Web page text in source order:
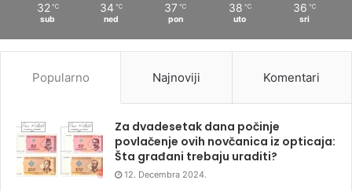
32 ℃
sub
34 ℃
ned
37 ℃
pon
38 ℃
uto
36 ℃
sri
Popularno Najnoviji Komentari
Za dvadesetak dana počinje
povlačenje ovih novčanica iz opticaja:
Šta građani trebaju uraditi?
12. Decembra 2024.